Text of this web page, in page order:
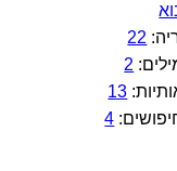
22
2
13
4